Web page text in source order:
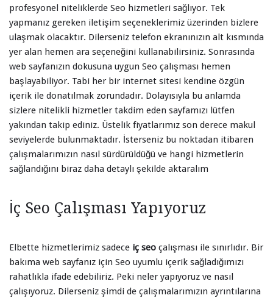
profesyonel niteliklerde Seo hizmetleri sağlıyor. Tek
yapmanız gereken iletişim seçeneklerimiz üzerinden bizlere
ulaşmak olacaktır. Dilerseniz telefon ekranınızın alt kısmında
yer alan hemen ara seçeneğini kullanabilirsiniz. Sonrasında
web sayfanızın dokusuna uygun Seo çalışması hemen
başlayabiliyor. Tabi her bir internet sitesi kendine özgün
içerik ile donatılmak zorundadır. Dolayısıyla bu anlamda
sizlere nitelikli hizmetler takdim eden sayfamızı lütfen
yakından takip ediniz. Üstelik fiyatlarımız son derece makul
seviyelerde bulunmaktadır. İsterseniz bu noktadan itibaren
çalışmalarımızın nasıl sürdürüldüğü ve hangi hizmetlerin
sağlandığını biraz daha detaylı şekilde aktaralım
İç Seo Çalışması Yapıyoruz
Elbette hizmetlerimiz sadece iç seo çalışması ile sınırlıdır. Bir
bakıma web sayfanız için Seo uyumlu içerik sağladığımızı
rahatlıkla ifade edebiliriz. Peki neler yapıyoruz ve nasıl
çalışıyoruz. Dilerseniz şimdi de çalışmalarımızın ayrıntılarına